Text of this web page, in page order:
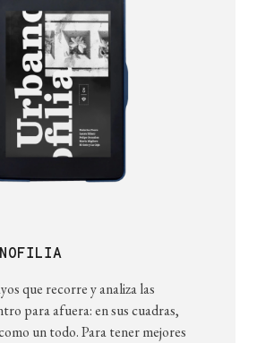
que recorre y analiza las
para afuera: en sus cuadras,
un todo. Para tener mejores